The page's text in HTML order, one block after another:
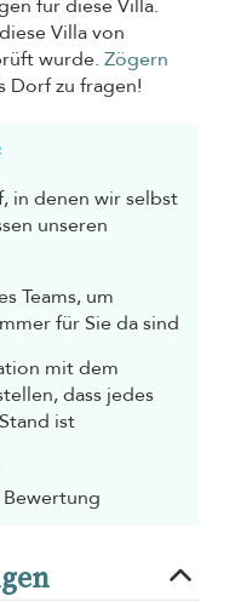
für diese Villa.
Villa von
wurde. Zögern
Dorf zu fragen!
in denen wir selbst
unseren
Teams, um
für Sie da sind
mit dem
dass jedes
ist